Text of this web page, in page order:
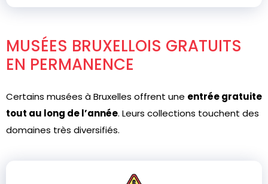
MUSÉES BRUXELLOIS GRATUITS
EN PERMANENCE
Certains musées à Bruxelles offrent une entrée gratuite
tout au long de l’année. Leurs collections touchent des
domaines très diversifiés.